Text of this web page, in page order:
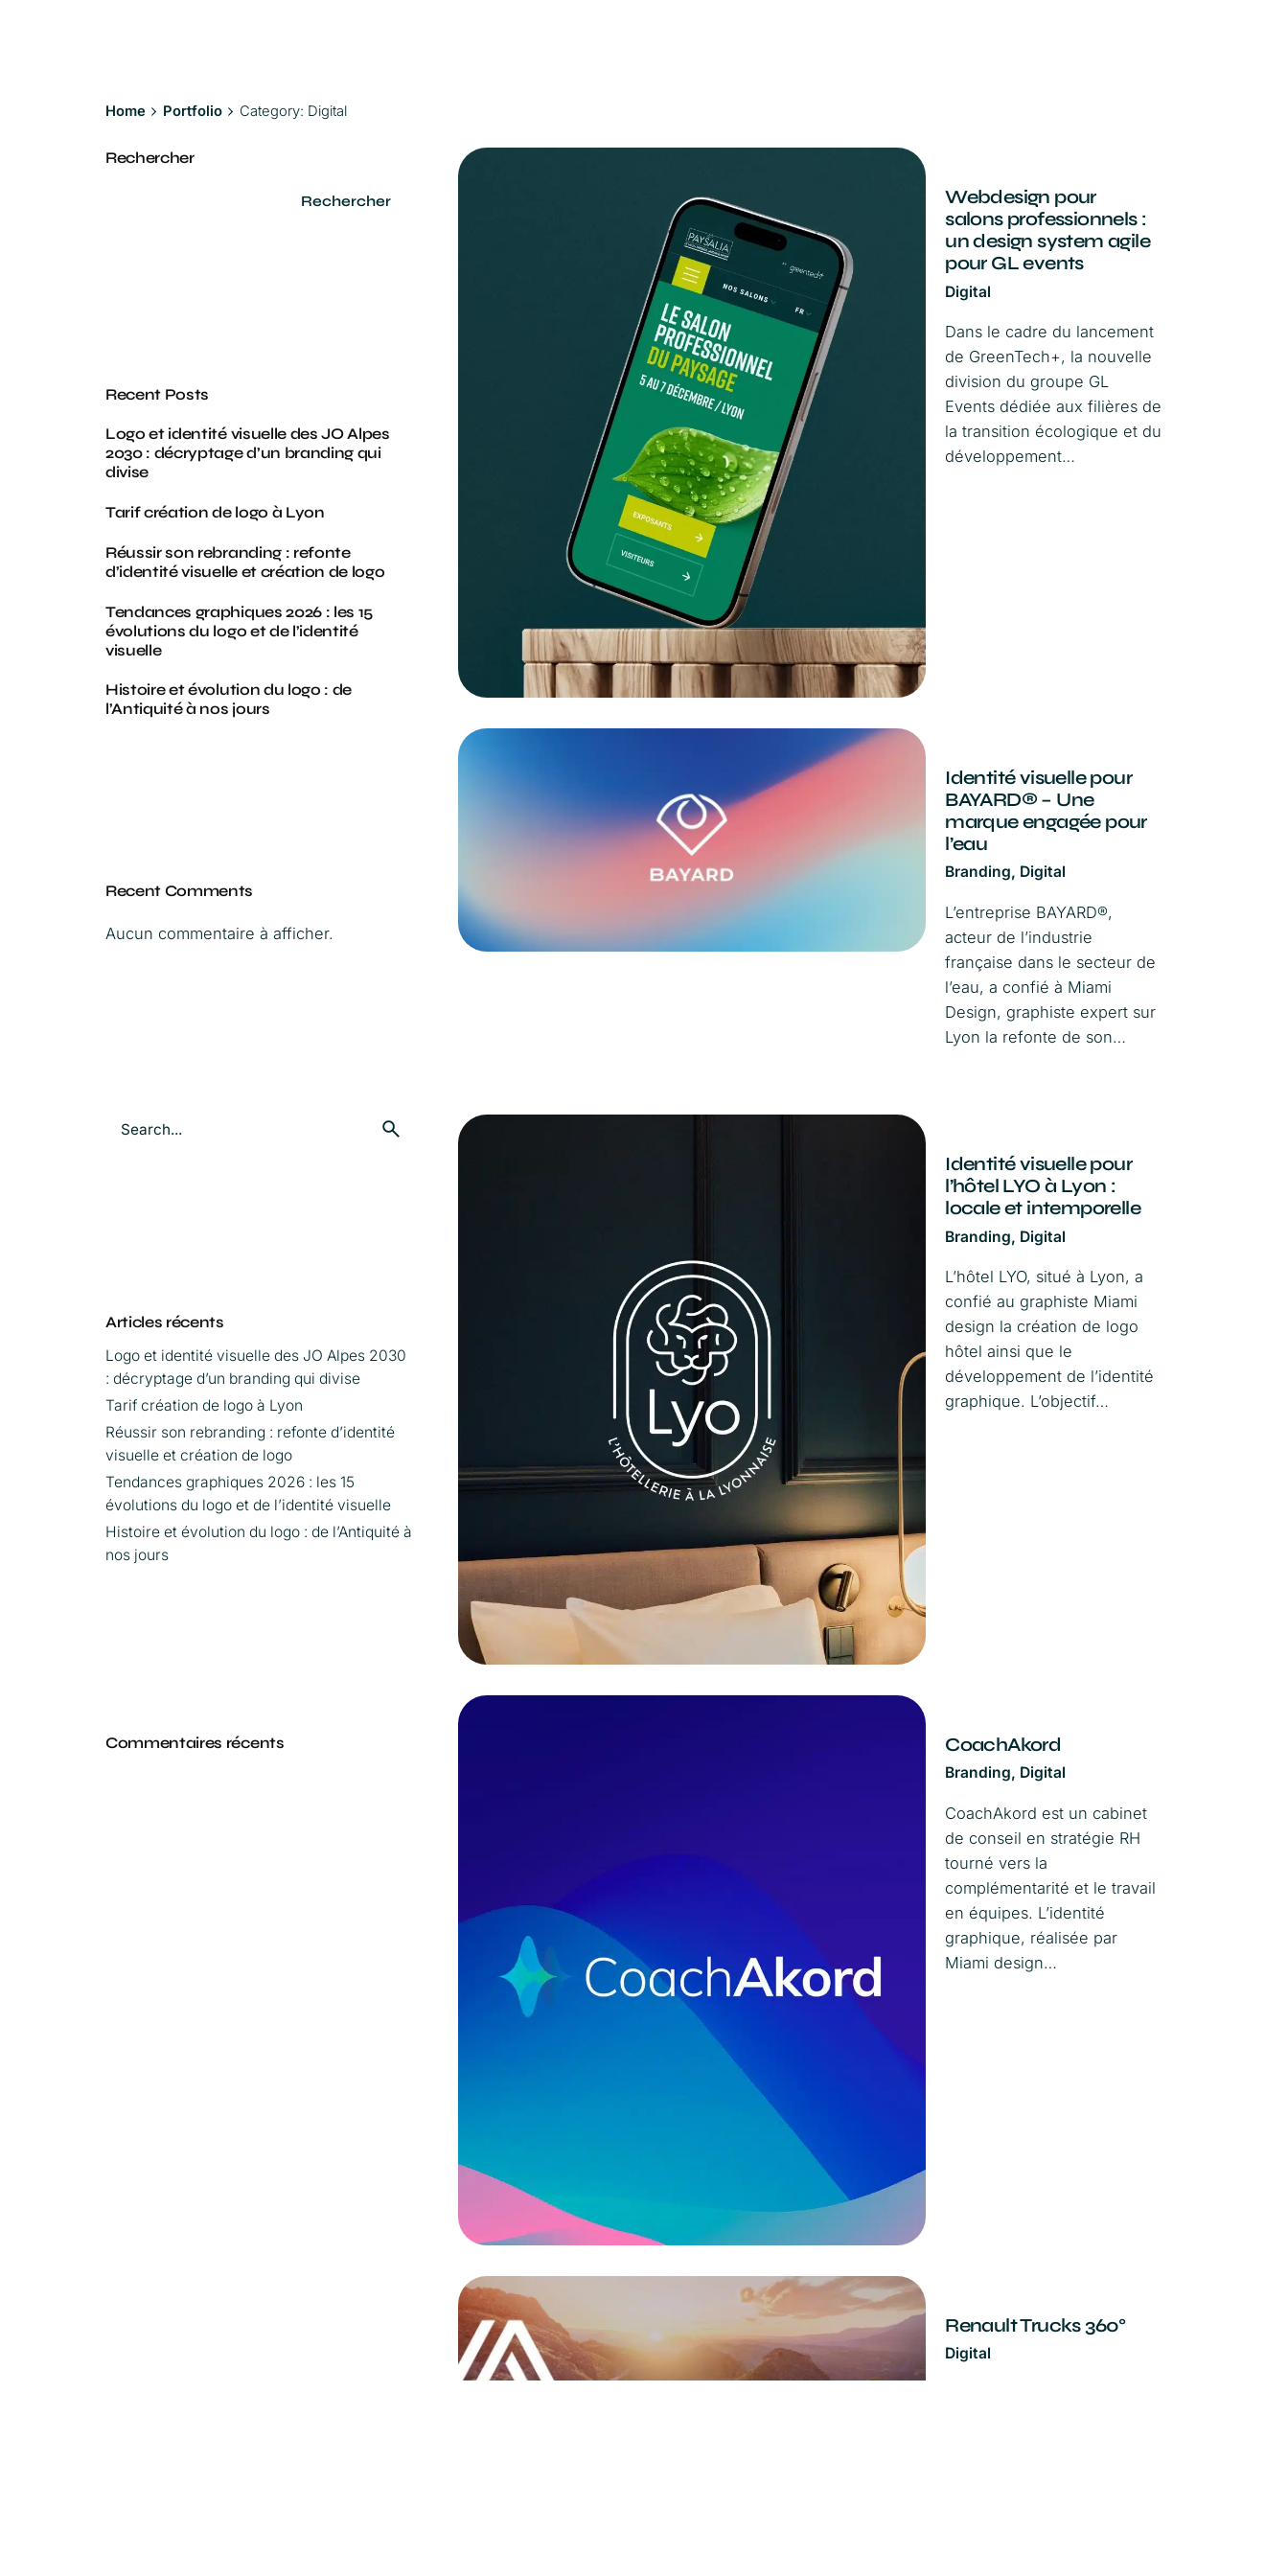
Home Portfolio Category: Digital
Rechercher
Rechercher
Recent Posts
Logo et identité visuelle des JO Alpes
2030 : décryptage d’un branding qui
divise
Tarif création de logo à Lyon
Réussir son rebranding : refonte
d’identité visuelle et création de logo
Tendances graphiques 2026 : les 15
évolutions du logo et de l’identité
visuelle
Histoire et évolution du logo : de
l’Antiquité à nos jours
Recent Comments
Aucun commentaire à afficher.
Articles récents
Logo et identité visuelle des JO Alpes 2030
: décryptage d’un branding qui divise
Tarif création de logo à Lyon
Réussir son rebranding : refonte d’identité
visuelle et création de logo
Tendances graphiques 2026 : les 15
évolutions du logo et de l’identité visuelle
Histoire et évolution du logo : de l’Antiquité à
nos jours
Commentaires récents
Webdesign pour
salons professionnels :
un design system agile
pour GL events
Digital
Dans le cadre du lancement
de GreenTech+, la nouvelle
division du groupe GL
Events dédiée aux filières de
la transition écologique et du
développement…
Identité visuelle pour
BAYARD® – Une
marque engagée pour
l’eau
Branding Digital
L’entreprise BAYARD®,
acteur de l’industrie
française dans le secteur de
l’eau, a confié à Miami
Design, graphiste expert sur
Lyon la refonte de son…
Identité visuelle pour
l’hôtel LYO à Lyon :
locale et intemporelle
Branding Digital
L’hôtel LYO, situé à Lyon, a
confié au graphiste Miami
design la création de logo
hôtel ainsi que le
développement de l’identité
graphique. L’objectif…
CoachAkord
Branding Digital
CoachAkord est un cabinet
de conseil en stratégie RH
tourné vers la
complémentarité et le travail
en équipes. L’identité
graphique, réalisée par
Miami design…
Renault Trucks 360°
Digital